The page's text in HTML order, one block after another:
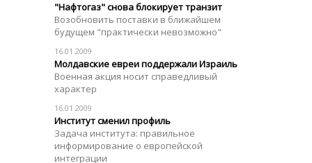
"Нафтогаз" снова блокирует транзит
Возобновить поставки в ближайшем
будущем "практически невозможно"
16.01.2009
Молдавские евреи поддержали Израиль
Военная акция носит справедливый
характер
16.01.2009
Институт сменил профиль
Задача института: правильное
информирование о европейской
интеграции